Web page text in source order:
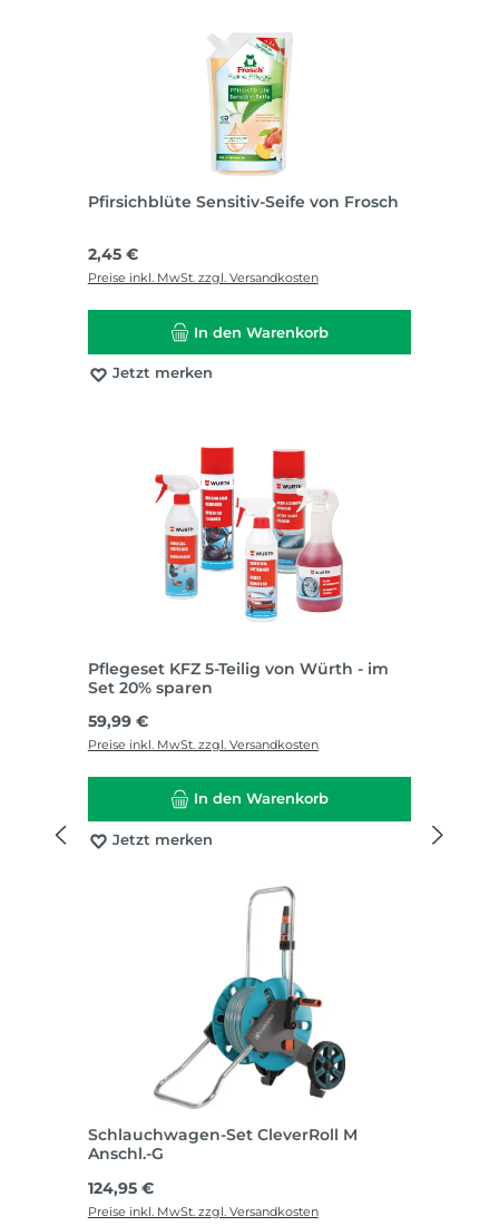
Pfirsichblüte Sensitiv-Seife von Frosch
Regulärer Preis:
2,45 €
Preise inkl. MwSt. zzgl. Versandkosten
In den Warenkorb
Jetzt merken
Pflegeset KFZ 5-Teilig von Würth - im
Set 20% sparen
Regulärer Preis:
59,99 €
Preise inkl. MwSt. zzgl. Versandkosten
In den Warenkorb
Jetzt merken
Schlauchwagen-Set CleverRoll M
Anschl.-G
Regulärer Preis:
124,95 €
Preise inkl. MwSt. zzgl. Versandkosten